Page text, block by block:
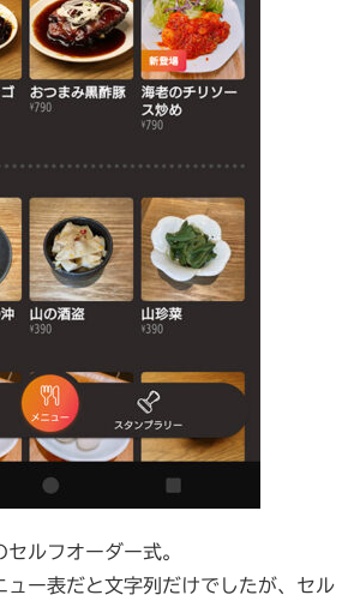
ルフオーダー式。
ュー表だと文字列だけでしたが、セル